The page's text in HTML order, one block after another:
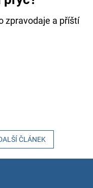
zpravodaje a příští
ČLÁNEK